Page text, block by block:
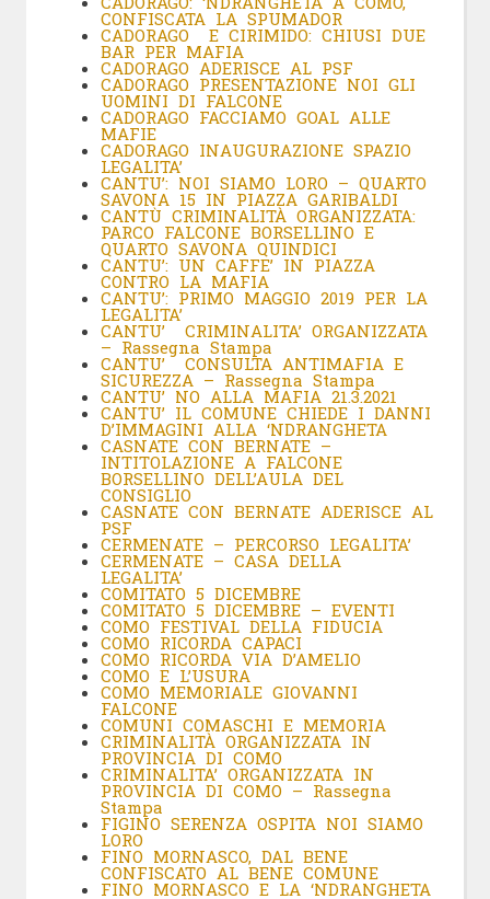
CONFISCATA LA SPUMADOR
CADORAGO E CIRIMIDO: CHIUSI DUE
BAR PER MAFIA
CADORAGO ADERISCE AL PSF
CADORAGO PRESENTAZIONE NOI GLI
UOMINI DI FALCONE
CADORAGO FACCIAMO GOAL ALLE
MAFIE
CADORAGO INAUGURAZIONE SPAZIO
LEGALITA’
CANTU’: NOI SIAMO LORO – QUARTO
SAVONA 15 IN PIAZZA GARIBALDI
CANTÙ CRIMINALITÀ ORGANIZZATA:
PARCO FALCONE BORSELLINO E
QUARTO SAVONA QUINDICI
CANTU’: UN CAFFE’ IN PIAZZA
CONTRO LA MAFIA
CANTU’: PRIMO MAGGIO 2019 PER LA
LEGALITA’
CANTU’ CRIMINALITA’ ORGANIZZATA
– Rassegna Stampa
CANTU’ CONSULTA ANTIMAFIA E
SICUREZZA – Rassegna Stampa
CANTU’ NO ALLA MAFIA 21.3.2021
CANTU’ IL COMUNE CHIEDE I DANNI
D’IMMAGINI ALLA ‘NDRANGHETA
CASNATE CON BERNATE –
INTITOLAZIONE A FALCONE
BORSELLINODELL’AULA DEL
CONSIGLIO
CASNATE CON BERNATE ADERISCE AL
PSF
CERMENATE – PERCORSO LEGALITA’
CERMENATE – CASA DELLA
LEGALITA’
COMITATO 5 DICEMBRE
COMITATO 5 DICEMBRE – EVENTI
COMO FESTIVAL DELLA FIDUCIA
COMO RICORDA CAPACI
COMO RICORDA VIA D’AMELIO
COMO E L’USURA
COMO MEMORIALE GIOVANNI
FALCONE
COMUNI COMASCHI E MEMORIA
CRIMINALITÀ ORGANIZZATA IN
PROVINCIA DI COMO
CRIMINALITA’ ORGANIZZATA IN
PROVINCIA DI COMO – Rassegna
Stampa
FIGINO SERENZA OSPITA NOI SIAMO
LORO
FINO MORNASCO, DAL BENE
CONFISCATO AL BENE COMUNE
FINO MORNASCO E LA ‘NDRANGHETA